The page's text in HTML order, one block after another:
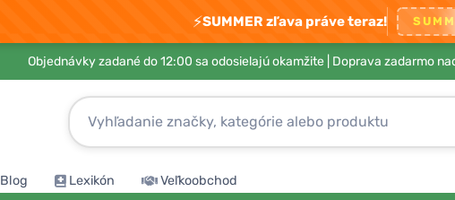
⚡SUMMER zľava práve teraz!
Objednávky zadané do 12:00 sa odosielajú okamžite | Doprava zadarmo
Blog Lexikón Veľkoobchod